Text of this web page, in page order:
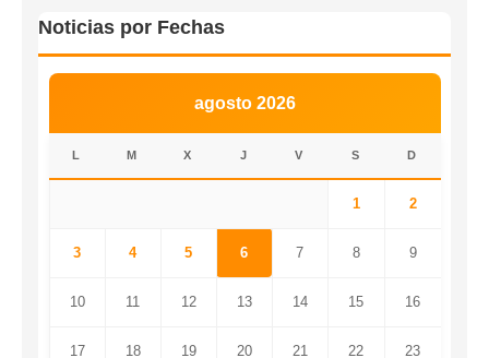
Noticias por Fechas
agosto 2026
L M X J V S D
1 2
3 4 5 6 7 8 9
10 11 12 13 14 15 16
17 18 19 20 21 22 23